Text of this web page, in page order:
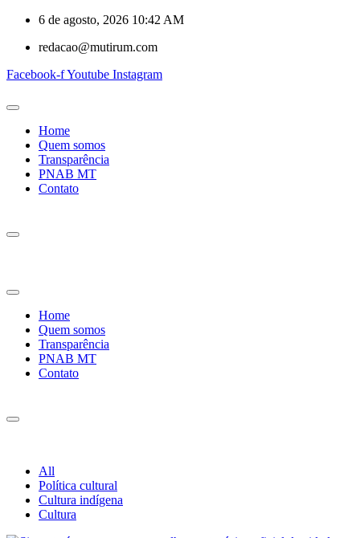
6 de agosto, 2026 10:42 AM
redacao@mutirum.com
Facebook-fYoutube Instagram
Home
Quem somos
Transparência
PNAB MT
Contato
Home
Quem somos
Transparência
PNAB MT
Contato
All
Política cultural
Cultura indígena
Cultura